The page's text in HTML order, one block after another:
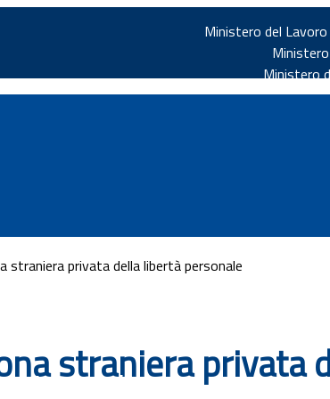
Ministero del
Ministero
straniera privata della libertà personale
straniera privata